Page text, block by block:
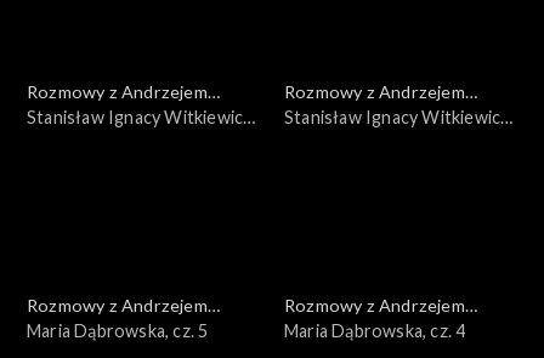
Rozmowy z Andrzejem
Doboszem
Stanisław Ignacy Witkiewicz,
Rozmowy z Andrzejem
Doboszem
Stanisław Ignacy Witkiewicz,
Rozmowy z Andrzejem
Doboszem
Maria Dąbrowska, cz. 5
Rozmowy z Andrzejem
Doboszem
Maria Dąbrowska, cz. 4